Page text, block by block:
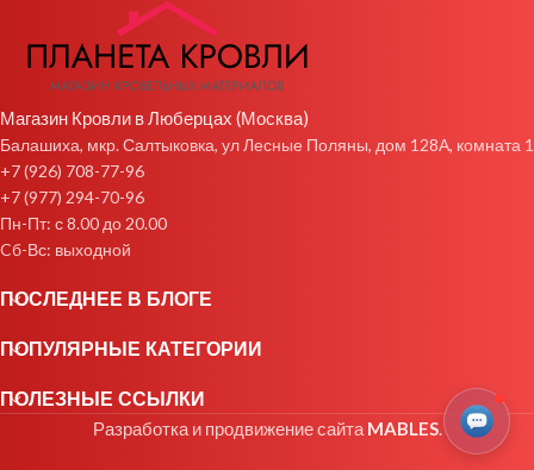
Магазин Кровли в Люберцах (Москва)
Балашиха, мкр. Салтыковка, ул Лесные Поляны, дом 128А, комната 1
+7 (926) 708-77-96
+7 (977) 294-70-96
Пн-Пт: с 8.00 до 20.00
Cб-Вс: выходной
ПОСЛЕДНЕЕ В БЛОГЕ
ПОПУЛЯРНЫЕ КАТЕГОРИИ
ПОЛЕЗНЫЕ ССЫЛКИ
Разработка и продвижение сайтаMABLES.